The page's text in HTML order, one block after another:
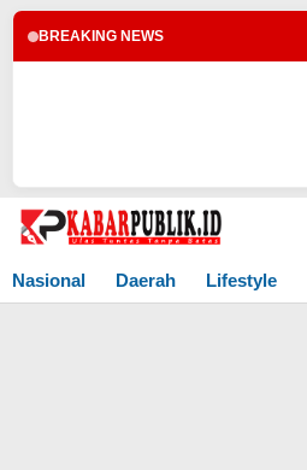
BREAKING NEWS
Lewati
Nasional
Daerah Lifestyle